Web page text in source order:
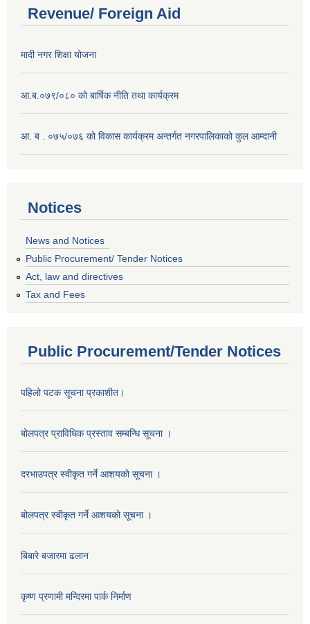
Revenue/ Foreign Aid
मादी नगर शिक्षा योजना
आ.ब.०७९/०८० को बार्षिक नीति तथा कार्यक्रम
आ. ब . ०७५/०७६ को विकास कार्यक्रम अन्तर्गत नगरपालिकाको कुल आम्दानी
Notices
News and Notices
Public Procurement/ Tender Notices
Act, law and directives
Tax and Fees
Public Procurement/Tender Notices
पहिलो पटक सूचना प्रकाशीत।
बोलपत्र प्राविधिक प्रस्ताव सम्बन्धि सूचना ।
दरभाउपत्र स्वीकृत गर्ने आशयको सूचना ।
बोलपत्र स्वीकृत गर्ने आशयको सूचना ।
बिबारे बजारमा ढलान
कृष्ण प्रणामी मन्दिरमा पार्क निर्माण